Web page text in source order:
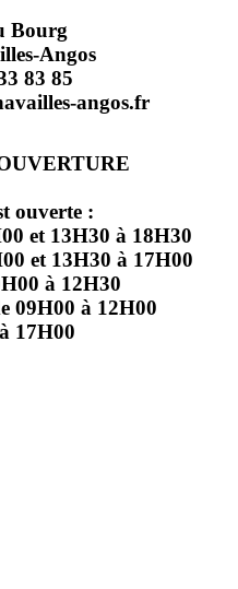
Bourg
Angos
83 85
angos.fr
ouverte :
et 13H30 à 18H30
et 13H30 à 17H00
à 12H30
09H00 à 12H00
17H00